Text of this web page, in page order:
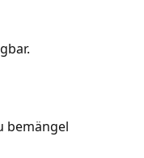
bemängel